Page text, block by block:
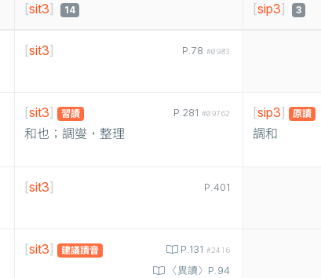
[sit3] 14 [sip3] 3
P.78 #0983
[sit3]
P.281 #09762
[sit3] 習讀
和也；調燮，整理
[sip3] 原讀
調和
P.401
[sit3]
P.131 #2416
〈異讀〉P.94
[sit3] 建議讀音